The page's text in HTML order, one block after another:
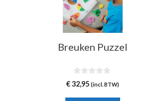
Breuken Puzzel
0
v
€32,95 (incl. BTW)